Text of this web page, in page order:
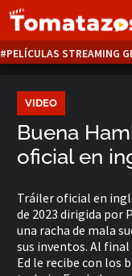
PELÍCULAS STREAMING
VIDEO
Buena
oficial en
Tráiler oficial en
de 2023 dirigida por
una racha de mala
sus inventos. Al final
Ed le recibe con los